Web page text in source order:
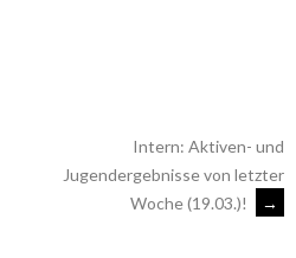
Intern: Aktiven- und
Jugendergebnisse von letzter
Woche (19.03.)!
→